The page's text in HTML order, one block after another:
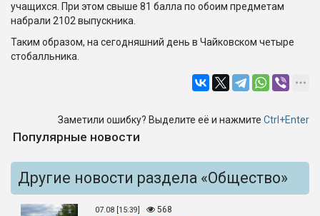
учащихся. При этом свыше 81 балла по обоим предметам
набрали 2102 выпускника.
Таким образом, на сегодняшний день в Чайковском четыре
стобалльника.
Заметили ошибку? Выделите её и нажмите Ctrl+Enter
Популярные новости
Другие новости раздела «Общество»
07.08 [15:39] 568